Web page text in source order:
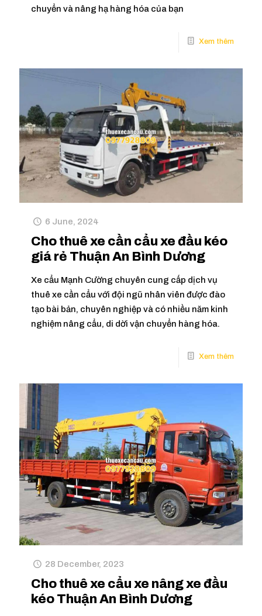
chuyển và nâng hạ hàng hóa của bạn
6 June, 2024
Cho thuê xe cần cẩu xe đầu kéo
giá rẻ Thuận An Bình Dương
Xe cẩu Mạnh Cường chuyên cung cấp dịch vụ
thuê xe cần cẩu với đội ngũ nhân viên được đào
tạo bài bản, chuyên nghiệp và có nhiều năm kinh
nghiệm nâng cẩu, di dời vận chuyển hàng hóa.
28 December, 2023
Cho thuê xe cẩu xe nâng xe đầu
kéo Thuận An Bình Dương